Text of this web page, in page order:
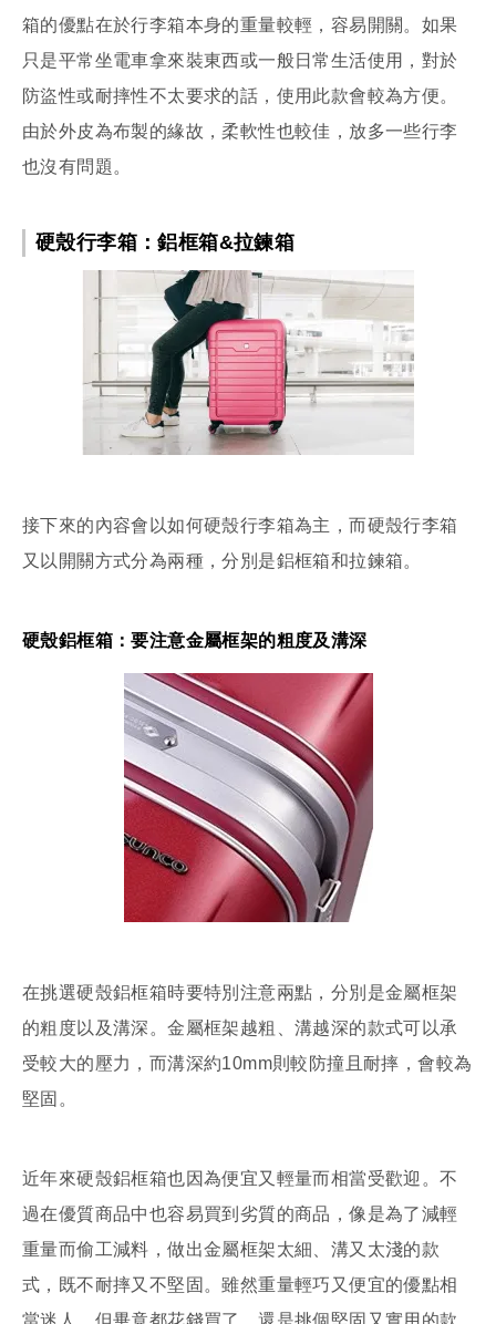
箱的優點在於行李箱本身的重量較輕，容易開關。如果
只是平常坐電車拿來裝東西或一般日常生活使用，對於
防盜性或耐摔性不太要求的話，使用此款會較為方便。
由於外皮為布製的緣故，柔軟性也較佳，放多一些行李
也沒有問題。
硬殼行李箱：鋁框箱&拉鍊箱
接下來的內容會以如何硬殼行李箱為主，而硬殼行李箱
又以開關方式分為兩種，分別是鋁框箱和拉鍊箱。
硬殼鋁框箱：要注意金屬框架的粗度及溝深
在挑選硬殼鋁框箱時要特別注意兩點，分別是金屬框架
的粗度以及溝深。金屬框架越粗、溝越深的款式可以承
受較大的壓力，而溝深約10mm則較防撞且耐摔，會較為
堅固。
近年來硬殼鋁框箱也因為便宜又輕量而相當受歡迎。不
過在優質商品中也容易買到劣質的商品，像是為了減輕
重量而偷工減料，做出金屬框架太細、溝又太淺的款
式，既不耐摔又不堅固。雖然重量輕巧又便宜的優點相
當迷人，但畢竟都花錢買了，還是挑個堅固又實用的款